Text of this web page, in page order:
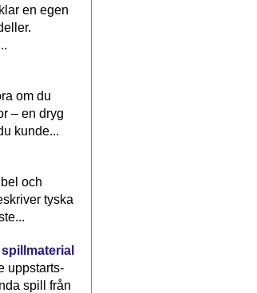
en egen
om du
– en dryg
kunde...
och
tyska
upp­starts­
spill från